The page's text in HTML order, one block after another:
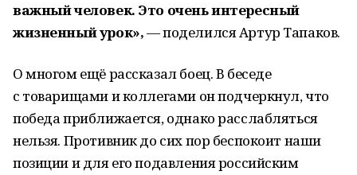
важный человек. Это очень интересный
жизненный урок»,— поделился Артур Тапаков.
О многом ещё рассказал боец. В беседе
с товарищами и коллегами он подчеркнул, что
победа приближается, однако расслабляться
нельзя. Противник до сих пор беспокоит наши
позиции и для его подавления российским